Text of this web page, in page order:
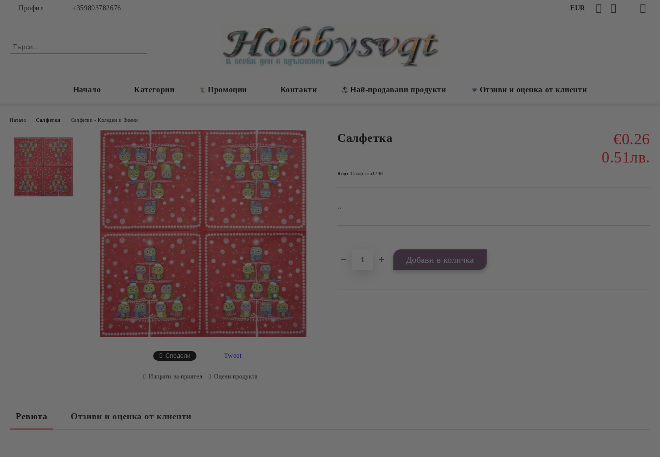
Профил +359893782676 EUR
Начало Категории Промоции Контакти Най-продавани продукти Отзиви и оценка от клиенти
Начало Салфетки Салфетки - Коледни и Зимни
Салфетка
€0.26
0.51лв.
Код: Салфетка1740
..
Сподели Tweet
Изпрати на приятел Оцени продукта
Ревюта Отзиви и оценка от клиенти